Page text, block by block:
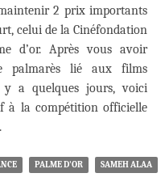
2 prix importants
celui de la Cinéfondation
d’or. Après vous avoir
palmarès lié aux films
y a quelques jours, voici
à la compétition officielle
PALME D'OR SAMEH ALAA